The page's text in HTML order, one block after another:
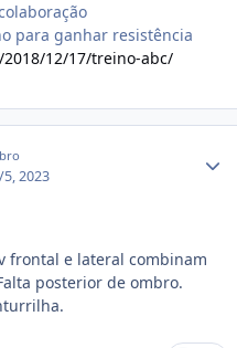
para ganhar resistência
12/17/treino-abc/
5, 2023
frontal e lateral combinam
posterior de ombro.